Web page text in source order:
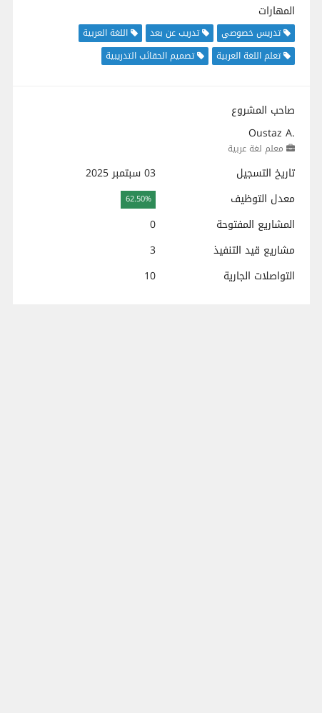
المهارات
تدريس خصوصي تدريب عن بعد
اللغة العربية
تعلم اللغة العربية
تصميم الحقائب التدريبية
صاحب المشروع
Oustaz A.
معلم لغة عربية
تاريخ التسجيل
03 سبتمبر 2025
معدل التوظيف
62.50%
المشاريع المفتوحة
0
مشاريع قيد التنفيذ
3
التواصلات الجارية
10